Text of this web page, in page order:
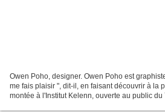
Owen Poho, designer. Owen Poho est
me fais plaisir ", dit-il, en faisant découvrir à la
montée à l'Institut Kelenn, ouverte au public du